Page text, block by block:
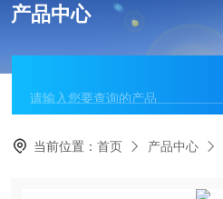
产品中心
当前位置：首页 产品中心